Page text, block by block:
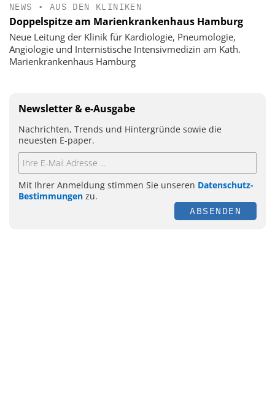
NEWS • AUS DEN KLINIKEN
Doppelspitze am Marienkrankenhaus Hamburg
Neue Leitung der Klinik für Kardiologie, Pneumologie,
Angiologie und Internistische Intensivmedizin am Kath.
Marienkrankenhaus Hamburg
Newsletter & e-Ausgabe
Nachrichten, Trends und Hintergründe sowie die
neuesten E-paper.
Mit Ihrer Anmeldung stimmen Sie unseren Datenschutz-
Bestimmungen zu.
ABSENDEN